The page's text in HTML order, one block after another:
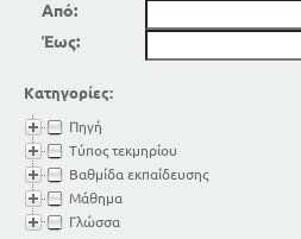
Από:
Έως:
Κατηγορίες:
Πηγή
Τύπος τεκμηρίου
Βαθμίδα εκπαίδευσης
Μάθημα
Γλώσσα